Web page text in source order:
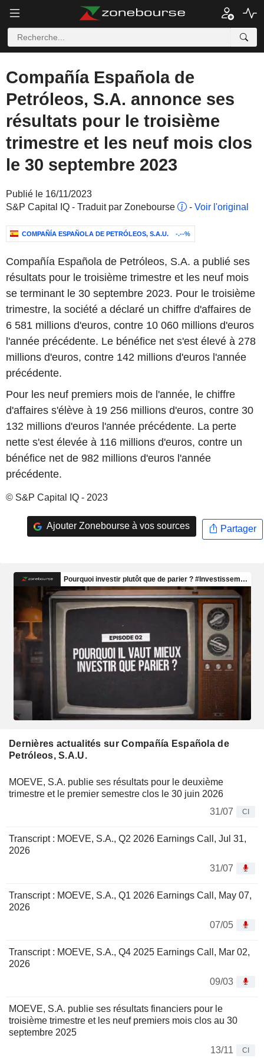
Compañía Española de
Petróleos, S.A. annonce ses
résultats pour le troisième
trimestre et les neuf mois clos
le 30 septembre 2023
Publié le 16/11/2023
S&P Capital IQ - Traduit par Zonebourse
- Voir l'original
COMPAÑÍA ESPAÑOLA DE PETRÓLEOS, S.A.U. -.--%
Compañía Española de Petróleos, S.A. a publié ses
résultats pour le troisième trimestre et les neuf mois
se terminant le 30 septembre 2023. Pour le troisième
trimestre, la société a déclaré un chiffre d'affaires de
6 581 millions d'euros, contre 10 060 millions d'euros
l'année précédente. Le bénéfice net s'est élevé à 278
millions d'euros, contre 142 millions d'euros l'année
précédente.
Pour les neuf premiers mois de l'année, le chiffre
d'affaires s'élève à 19 256 millions d'euros, contre 30
132 millions d'euros l'année précédente. La perte
nette s'est élevée à 116 millions d'euros, contre un
bénéfice net de 982 millions d'euros l'année
précédente.
© S&P Capital IQ - 2023
Ajouter Zonebourse à vos sources Partager
Dernières actualités sur Compañía Española de
Petróleos, S.A.U.
MOEVE, S.A. publie ses résultats pour le deuxième
trimestre et le premier semestre clos le 30 juin 2026
31/07
CI
Transcript : MOEVE, S.A., Q2 2026 Earnings Call, Jul 31,
2026
31/07
Transcript : MOEVE, S.A., Q1 2026 Earnings Call, May 07,
2026
07/05
Transcript : MOEVE, S.A., Q4 2025 Earnings Call, Mar 02,
2026
09/03
MOEVE, S.A. publie ses résultats financiers pour le
troisième trimestre et les neuf premiers mois clos au 30
septembre 2025
13/11
CI